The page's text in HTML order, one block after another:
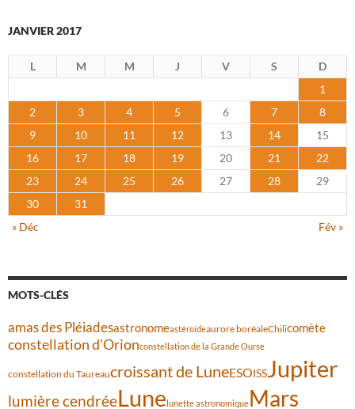
JANVIER 2017
L M M J V S
D
1
2
3 4 5 6 7
8
9
10 11 12 13 14
15
16
17 18 19 20 21
22
23
24 25 26 27 28
29
30
31
« Déc
Fév »
MOTS-CLÉS
amas des Pléiadesastronomeastéroïdeaurore boréaleChilicomète
constellation d'Orionconstellation de la Grande Ourse
constellation du Taureaucroissant de LuneESOISSJupiter
lumière cendréeLunelunette astronomiqueMars